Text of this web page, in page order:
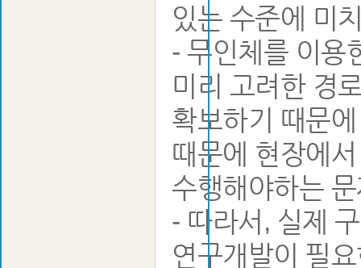
있는 수준에 미
- 무인체를 이용
미리 고려한 경
확보하기 때문
때문에 현장에
수행해야하는
- 따라서, 실제
연구개발이 필